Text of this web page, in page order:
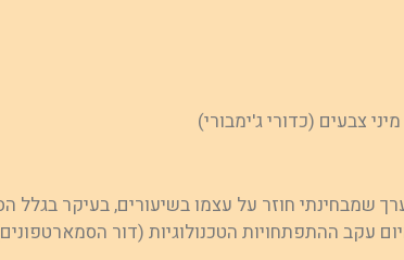
שמבחינתי חוזר על עצמו בשיעורים, בעיקר בגלל
עקב ההתפתחויות הטכנולוגיות (דור